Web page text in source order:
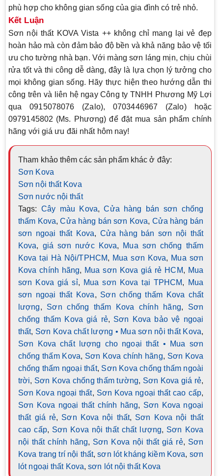
phù hợp cho không gian sống của gia đình có trẻ nhỏ.
Kết Luận
Sơn nội thất KOVA Vista ++ không chỉ mang lại vẻ đẹp
hoàn hảo mà còn đảm bảo độ bền và khả năng bảo vệ tối
ưu cho tường nhà bạn. Với màng sơn láng mịn, chịu chùi
rửa tốt và thi công dễ dàng, đây là lựa chọn lý tưởng cho
mọi không gian sống. Hãy thực hiện theo hướng dẫn thi
công trên và liên hệ ngay Công ty TNHH Phương Mỹ Lợi
qua0915078076 (Zalo),0703446967 (Zalo)hoặc
0979145802 (Ms. Phương) để đặt mua sản phẩm chính
hãng với giá ưu đãi nhất hôm nay!
Tham khảo thêm các sản phẩm khác ở đây:
Sơn Kova
Sơn nội thất Kova
Sơn nước nội thất
Tags: Cây màu Kova,Cửa hàng bán sơn chống
thấm Kova,Cửa hàng bán sơn Kova, Cửa hàng bán
sơn ngoại thất Kova, Cửa hàng bán sơn nội thất
Kova, giá sơn nước Kova, Mua sơn chống thấm
Kova tại Hà Nội/TPHCM, Mua sơn Kova, Mua sơn
Kova chính hãng, Mua sơn Kova giá rẻ HCM, Mua
sơn Kova giá sỉ, Mua sơn Kova tại TPHCM,
Mua
sơn ngoại thất Kova, Sơn chống thấm Kova chất
lượng, Sơn chống thấm Kova chính hãng, Sơn
chống thấm Kova giá rẻ, Sơn Kova bảo vệ ngoại
thất, Sơn Kova chất lượng • Mua sơn nội thất Kova,
Sơn Kova chất lượng cho ngoại thất • Mua sơn
chống thấm Kova, Sơn Kova chính hãng, Sơn Kova
chống thấm ngoại thất, Sơn Kova chống thấm ngoài
trời, Sơn Kova chống thấm tường, Sơn Kova giá rẻ,
Sơn Kova ngoại thất, Sơn Kova ngoại thất cao cấp,
Sơn Kova ngoại thất chính hãng, Sơn Kova ngoại
thất giá rẻ, Sơn Kova nội thất, Sơn Kova nội thất
cao cấp, Sơn Kova nội thất chất lượng, Sơn Kova
nội thất chính hãng, Sơn Kova nội thất giá rẻ, Sơn
Kova trang trí nội thất,sơn lót kháng kiềm Kova, sơn
lót ngoại thất Kova,sơn lót nội thất Kova